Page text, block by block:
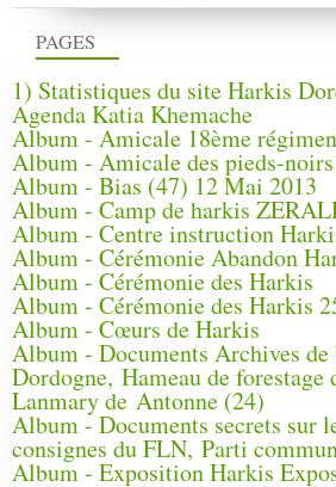
PAGES
1) Statistiques du site Harkis
Agenda Katia Khemache
Album - Amicale 18ème
Album - Amicale des pieds-
Album - Bias (47) 12 Mai 2013
Album - Camp de harkis
Album - Centre instruction
Album - Cérémonie Abandon
Album - Cérémonie des Harkis
Album - Cérémonie des Harkis
Album - Cœurs de Harkis
Album - Documents Archives de
Dordogne, Hameau de forestage
Lanmary de Antonne (24)
Album - Documents secrets sur
consignes du FLN, Parti
Album - Exposition Harkis